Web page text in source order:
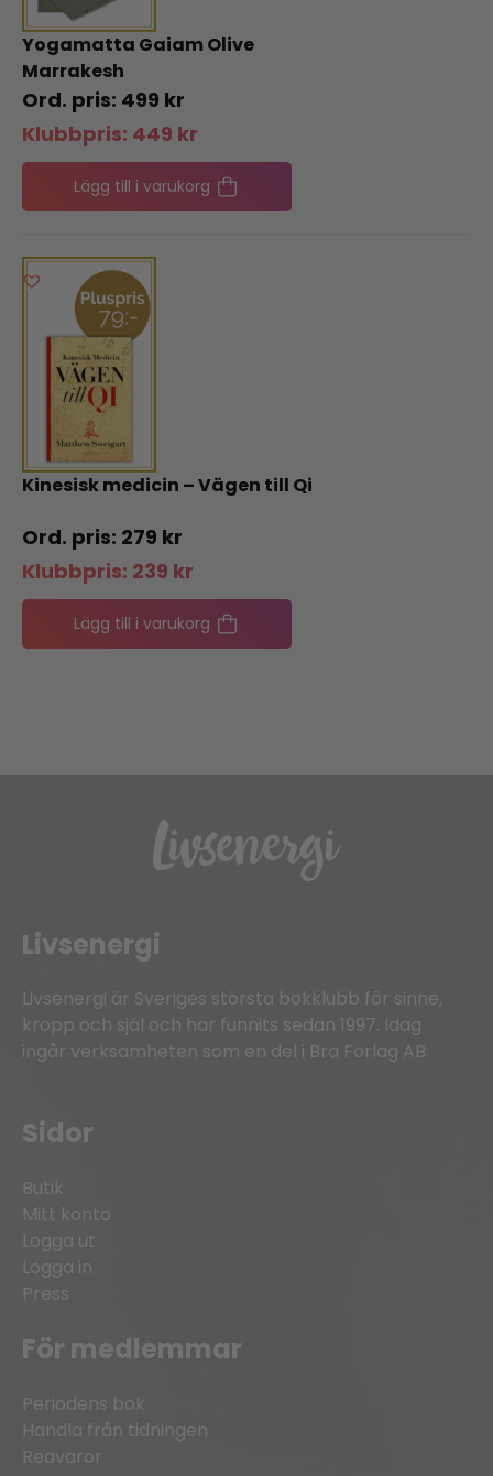
Yogamatta Gaiam Olive
Marrakesh
499 kr
Klubbpris: 449 kr
Lägg till i varukorg
Kinesisk medicin – Vägen till Qi
279 kr
Klubbpris: 239 kr
Lägg till i varukorg
Livsenergi
Livsenergi är Sveriges största bokklubb för sinne,
kropp och själ och har funnits sedan 1997. Idag
ingår verksamheten som en del i Bra Förlag AB.
Sidor
Butik
Mitt konto
Logga ut
Logga in
Press
För medlemmar
Periodens bok
Handla från tidningen
Reavaror